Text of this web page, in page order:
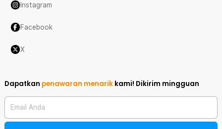
Instagram
Facebook
X
Dapatkan penawaran menarik kami! Dikirim mingguan
Email Anda